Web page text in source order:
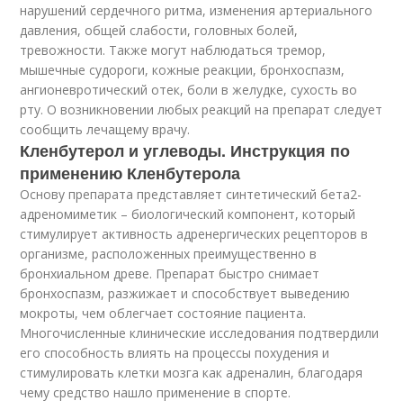
нарушений сердечного ритма, изменения артериального
давления, общей слабости, головных болей,
тревожности. Также могут наблюдаться тремор,
мышечные судороги, кожные реакции, бронхоспазм,
ангионевротический отек, боли в желудке, сухость во
рту. О возникновении любых реакций на препарат следует
сообщить лечащему врачу.
Кленбутерол и углеводы. Инструкция по
применению Кленбутерола
Основу препарата представляет синтетический бета2-
адреномиметик – биологический компонент, который
стимулирует активность адренергических рецепторов в
организме, расположенных преимущественно в
бронхиальном древе. Препарат быстро снимает
бронхоспазм, разжижает и способствует выведению
мокроты, чем облегчает состояние пациента.
Многочисленные клинические исследования подтвердили
его способность влиять на процессы похудения и
стимулировать клетки мозга как адреналин, благодаря
чему средство нашло применение в спорте.